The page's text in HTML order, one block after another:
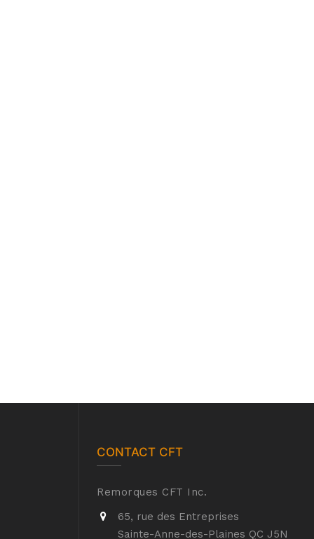
CONTACT CFT
Remorques CFT Inc.
65, rue des Entreprises
Sainte-Anne-des-Plaines QC J5N